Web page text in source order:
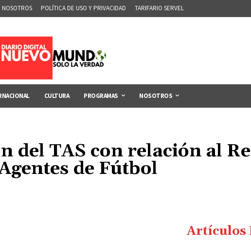
NOSOTROS POLÍTICA DE USO Y PRIVACIDAD TARIFARIO SERVEL
CULTURA PROGRAMAS NOSOTROS
del TAS con relación al
de Fútbol
Artículos